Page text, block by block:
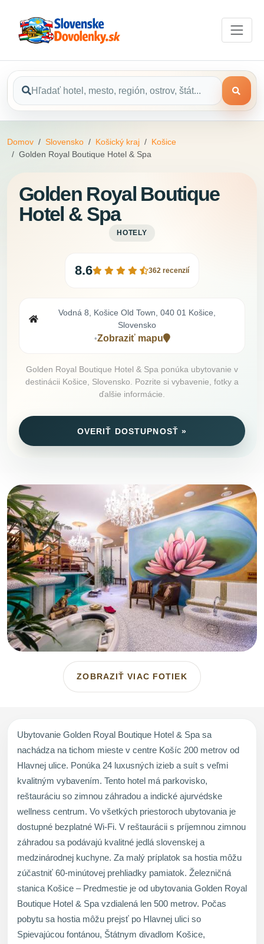
Domov Slovensko Košický kraj
Košice
Golden Royal Boutique Hotel & Spa
Golden Royal Boutique
Hotel & Spa
HOTELY
8.6 362 recenzií
Vodná 8, Košice Old Town, 040 01 Košice,
Slovensko
•Zobraziť mapu
Golden Royal Boutique Hotel & Spa ponúka ubytovanie v
destinácii Košice, Slovensko. Pozrite si vybavenie, fotky a
ďalšie informácie.
OVERIŤ DOSTUPNOSŤ »
ZOBRAZIŤ VIAC FOTIEK
Ubytovanie Golden Royal Boutique Hotel & Spa sa
nachádza na tichom mieste v centre Košíc 200 metrov od
Hlavnej ulice. Ponúka 24 luxusných izieb a suít s veľmi
kvalitným vybavením. Tento hotel má parkovisko,
reštauráciu so zimnou záhradou a indické ajurvédske
wellness centrum. Vo všetkých priestoroch ubytovania je
dostupné bezplatné Wi-Fi. V reštaurácii s príjemnou zimnou
záhradou sa podávajú kvalitné jedlá slovenskej a
medzinárodnej kuchyne. Za malý príplatok sa hostia môžu
zúčastniť 60-minútovej prehliadky pamiatok. Železničná
stanica Košice – Predmestie je od ubytovania Golden Royal
Boutique Hotel & Spa vzdialená len 500 metrov. Počas
pobytu sa hostia môžu prejsť po Hlavnej ulici so
Spievajúcou fontánou, Štátnym divadlom Košice,